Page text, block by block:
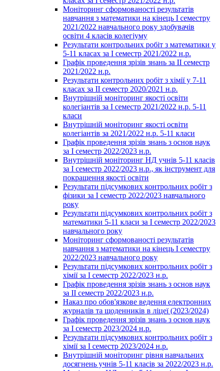
Моніторинг сформованості результатів
навчання з математики на кінець І семестру
2021/2022 навчального року здобувачів
освіти 4 класів колегіуму
Результати контрольних робіт з математики у
5-11 класах за І семестр 2021/2022 н.р.
Графік проведення зрізів знань за ІІ семестр
2021/2022 н.р.
Результати контрольних робіт з хімії у 7-11
класах за ІІ семестр 2020/2021 н.р.
Внутрішній моніторинг якості освіти
колегіантів за І семестр 2021/2022 н.р. 5-11
класи
Внутрішній моніторинг якості освіти
колегіантів за 2021/2022 н.р. 5-11 класи
Графік проведення зрізів знань з основ наук
за І семестр 2022/2023 н.р.
Внутрішній моніторинг НД учнів 5-11 класів
за І семестр 2022/2023 н.р., як інструмент для
покращення якості освіти
Результати підсумкових контрольних робіт з
фізики за І семестр 2022/2023 навчального
року
Результати підсумкових контрольних робіт з
математики 5-11 класи за І семестр 2022/2023
навчального року
Моніторинг сформованості результатів
навчання з математики на кінець І семестру
2022/2023 навчального року
Результати підсумкових контрольних робіт з
хімії за І семестр 2022/2023 н.р.
Графік проведення зрізів знань з основ наук
за ІІ семестр 2022/2023 н.р.
Наказ про обов'язкове ведення електронних
журналів та щоденників в ліцеї (2023/2024)
Графік проведення зрізів знань з основ наук
за І семестр 2023/2024 н.р.
Результати підсумкових контрольних робіт з
хімії за І семестр 2023/2024 н.р.
Внутрішній моніторинг рівня навчальних
досягнень учнів 5-11 класів за 2022/2023 н.р.